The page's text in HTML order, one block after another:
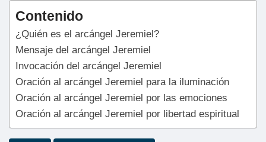
Contenido
¿Quién es el arcángel Jeremiel?
Mensaje del arcángel Jeremiel
Invocación del arcángel Jeremiel
Oración al arcángel Jeremiel para la iluminación
Oración al arcángel Jeremiel por las emociones
Oración al arcángel Jeremiel por libertad espiritual